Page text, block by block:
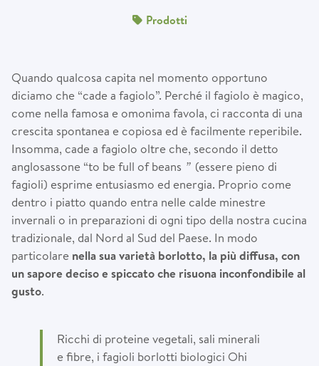
Prodotti
Quando qualcosa capita nel momento opportuno
diciamo che “cade a fagiolo”. Perché il fagiolo è magico,
come nella famosa e omonima favola, ci racconta di una
crescita spontanea e copiosa ed è facilmente reperibile.
Insomma, cade a fagiolo oltre che, secondo il detto
anglosassone “to be full of beans ” (essere pieno di
fagioli) esprime entusiasmo ed energia. Proprio come
dentro i piatto quando entra nelle calde minestre
invernali o in preparazioni di ogni tipo della nostra cucina
tradizionale, dal Nord al Sud del Paese. In modo
particolare nella sua varietà borlotto, la più diffusa, con
un sapore deciso e spiccato che risuona inconfondibile al
gusto.
Ricchi di proteine vegetali, sali minerali
e fibre, i fagioli borlotti biologici Ohi